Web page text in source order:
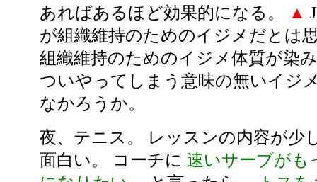
あればあるほど効果的になる。
▲
が組織維持のためのイジメだとは
組織維持のためのイジメ体質が染
ついやってしまう意味の無いイジ
なかろうか。
夜、テニス。 レッスンの内容が少
面白い。 コーチに 速いサーブがも